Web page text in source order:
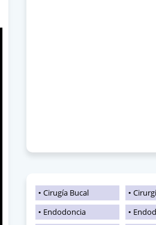
Cirugía Bucal
Endodoncia